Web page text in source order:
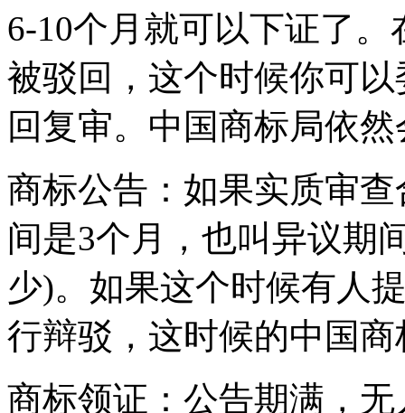
6-10个月就可以下证了
被驳回，这个时候你可
回复审。中国商标局依
商标公告：如果实质审
间是3个月，也叫异议期
少)。如果这个时候有人
行辩驳，这时候的中国
商标领证：公告期满，